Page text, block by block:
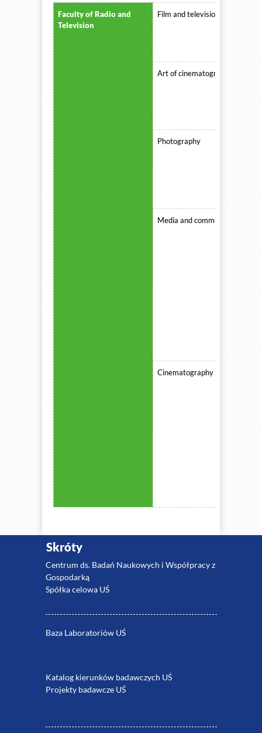
Faculty of Radio and
Television
Film and television directing
Art of cinematography
Photography
Media and communication
Cinematography and film
Skróty
Centrum ds. Badań Naukowych i Współpracy z
Gospodarką
Spółka celowa UŚ
Baza Laboratoriów UŚ
Katalog kierunków badawczych UŚ
Projekty badawcze UŚ